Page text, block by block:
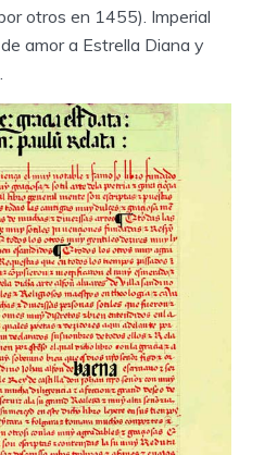
otros en 1455). Imperial
amor a Estrella Diana y